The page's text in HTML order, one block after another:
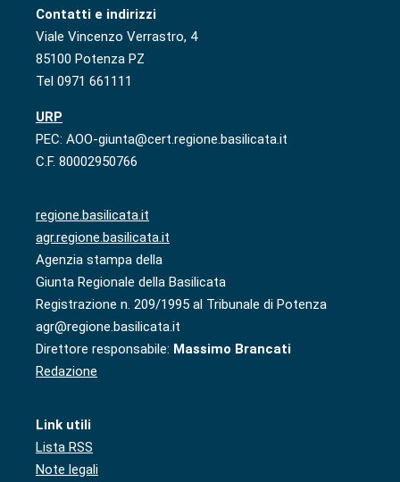
Contatti e indirizzi
Viale Vincenzo Verrastro, 4
85100 Potenza PZ
Tel 0971 661111
URP
PEC: AOO-giunta@cert.regione.basilicata.it
C.F. 80002950766
regione.basilicata.it
agr.regione.basilicata.it
Agenzia stampa della
Giunta Regionale della Basilicata
Registrazione n. 209/1995 al Tribunale di Potenza
agr@regione.basilicata.it
Direttore responsabile: Massimo Brancati
Redazione
Link utili
Lista RSS
Note legali